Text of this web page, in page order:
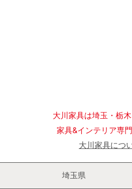
大川家具は埼玉・栃
家具&インテリア専門
大川家具につ
埼玉県